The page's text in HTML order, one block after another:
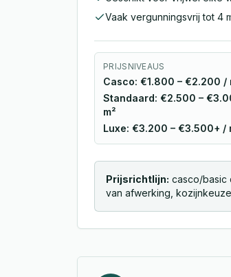
Vaak vergunningsvrij tot 4
PRIJSNIVEAUS
Casco: €1.800 – €2.200 /
Standaard: €2.500 –
m²
Luxe: €3.200 – €3.500+ /
Prijsrichtlijn: casco/basic
van afwerking,